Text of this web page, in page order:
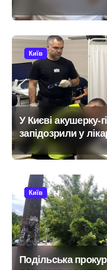
мобілізації
Київ
У Києві акушерку-
запідозрили у
недбалості після
вагітності після
Київ
Подільська